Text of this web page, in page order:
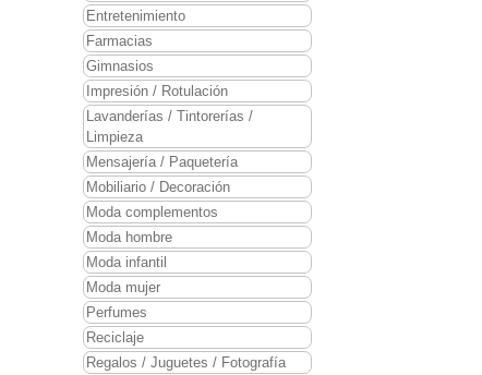
Entretenimiento
Farmacias
Gimnasios
Impresión / Rotulación
Lavanderías / Tintorerías /
Limpieza
Mensajería / Paquetería
Mobiliario / Decoración
Moda complementos
Moda hombre
Moda infantil
Moda mujer
Perfumes
Reciclaje
Regalos / Juguetes / Fotografía